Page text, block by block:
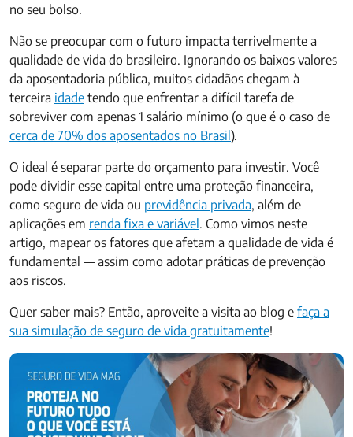
no seu bolso.
Não se preocupar com o futuro impacta terrivelmente a
qualidade de vida do brasileiro. Ignorando os baixos valores
da aposentadoria pública, muitos cidadãos chegam à
terceira idade tendo que enfrentar a difícil tarefa de
sobreviver com apenas 1 salário mínimo (o que é o caso de
cerca de 70% dos aposentados no Brasil ).
O ideal é separar parte do orçamento para investir. Você
pode dividir esse capital entre uma proteção financeira,
como seguro de vida ou previdência privada, além de
aplicações em renda fixa e variável . Como vimos neste
artigo, mapear os fatores que afetam a qualidade de vida é
fundamental — assim como adotar práticas de prevenção
aos riscos.
Quer saber mais? Então, aproveite a visita ao blog e faça a
sua simulação de seguro de vida gratuitamente!